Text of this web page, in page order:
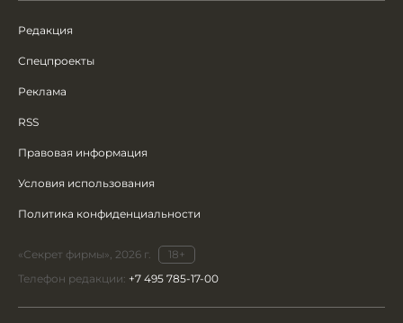
Редакция
Спецпроекты
Реклама
RSS
Правовая информация
Условия использования
Политика конфиденциальности
«Секрет фирмы», 2026 г.
18+
Телефон редакции: +7 495 785-17-00